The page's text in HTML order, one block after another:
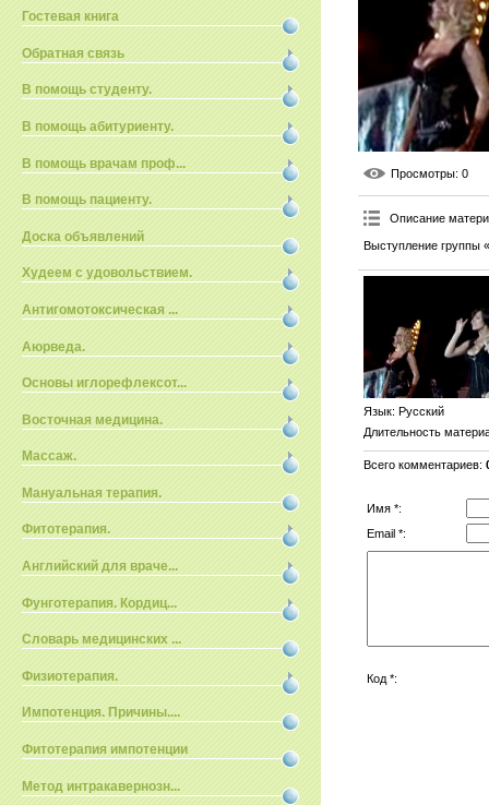
Гостевая книга
Обратная связь
В помощь студенту.
В помощь абитуриенту.
В помощь врачам проф...
В помощь пациенту.
Доска объявлений
Худеем с удовольствием.
Антигомотоксическая ...
Аюрведа.
Основы иглорефлексот...
Восточная медицина.
Массаж.
Мануальная терапия.
Фитотерапия.
Английский для враче...
Фунготерапия. Кордиц...
Словарь медицинских ...
Физиотерапия.
Импотенция. Причины....
Фитотерапия импотенции
Метод интракавернозн...
Просмотры: 0
Описание
Выступление группы
Язык: Русский
Длительность
Всего комментариев:
Имя *:
Email *:
Код *: